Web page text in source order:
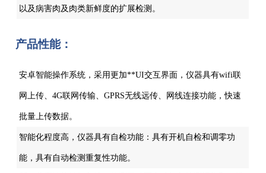
以及病害肉及肉类新鲜度的扩展检测。
产品性能：
安卓智能操作系统，采用更加**UI交互界面，仪器具有wifi联
网上传、4G联网传输、GPRS无线远传、网线连接功能，快速
批量上传数据。
智能化程度高，仪器具有自检功能：具有开机自检和调零功
能，具有自动检测重复性功能。